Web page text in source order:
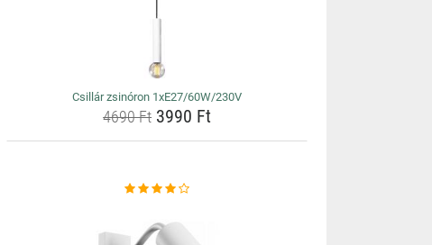
Csillár zsinóron 1xE27/60W/230V
4690 Ft 3990 Ft